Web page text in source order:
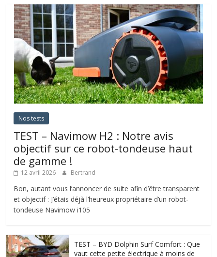
Nos tests
TEST – Navimow H2 : Notre avis
objectif sur ce robot-tondeuse haut
de gamme !
12 avril 2026 Bertrand
Bon, autant vous l’annoncer de suite afin d’être transparent
et objectif : J’étais déjà l’heureux propriétaire d’un robot-
tondeuse Navimow i105
TEST – BYD Dolphin Surf Comfort : Que
vaut cette petite électrique à moins de